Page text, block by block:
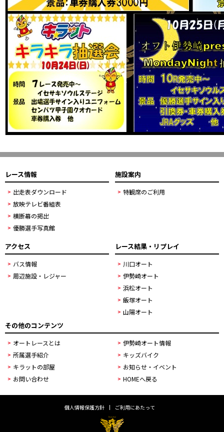
レース情報
出走表ダウンロード
放映テレビ番組表
横断幕の掲出
優勝選手写真館
施設案内
特観席のご利用
アクセス
バス情報
周辺施設・レジャー
レース結果・リプレイ
川口オート
伊勢崎オート
浜松オート
飯塚オート
山陽オート
その他のコンテンツ
オートレースとは
伊勢崎オート情報
所属選手紹介
キッズバイク
キラットの部屋
お知らせ・イベント
お問い合わせ
HOMEへ戻る
個人情報保護方針 ご利用にあたって